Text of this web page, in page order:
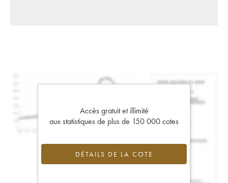
Accès gratuit et illimité
aux statistiques de plus de 150 000 cotes
DÉTAILS DE LA COTE